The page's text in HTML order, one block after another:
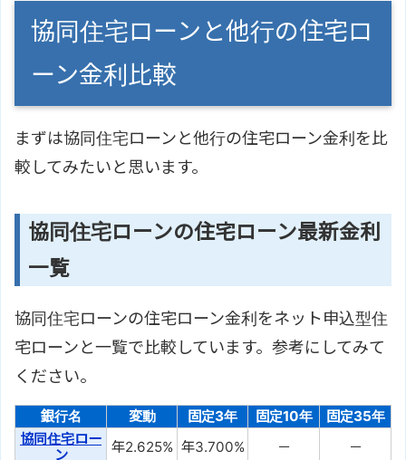
協同住宅ローンと他行の住宅ロ
ーン金利比較
まずは協同住宅ローンと他行の住宅ローン金利を比
較してみたいと思います。
協同住宅ローンの住宅ローン最新金利
一覧
協同住宅ローンの住宅ローン金利をネット申込型住
宅ローンと一覧で比較しています。参考にしてみて
ください。
銀行名 変動 固定3年 固定10年
固定35年
協同住宅ロー
ン
年2.625% 年3.700% － －